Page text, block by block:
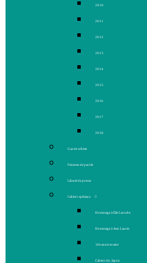
2010
2011
2012
2013
2014
2015
2016
2017
2018
Gaz de schiste
Femmes de parole
Liberté de presse
Cahiers spéciaux
Hommage à Élie Laroche
Hommage à Jean Laurin
10e anniversaire
Cahiers du Japon